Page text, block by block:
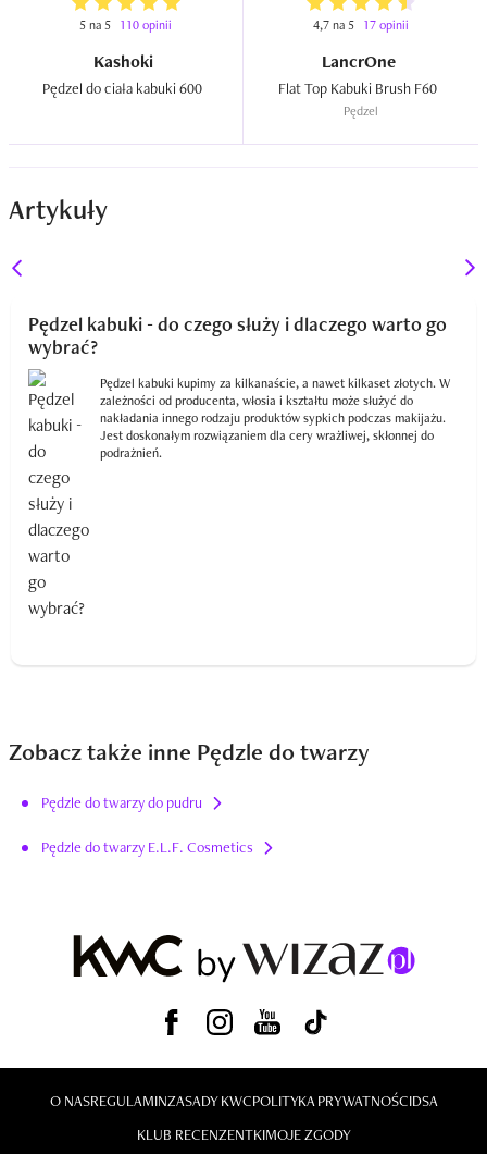
5 na 5 110 opinii
Kashoki
4,7 na 5 17 opinii
LancrOne
Pędzel
Artykuły
Pędzel kabuki - do czego służy i dlaczego warto go
wybrać?
Pędzel kabuki kupimy za kilkanaście, a nawet kilkaset złotych. W
zależności od producenta, włosia i kształtu może służyć do
nakładania innego rodzaju produktów sypkich podczas makijażu.
Jest doskonałym rozwiązaniem dla cery wrażliwej, skłonnej do
podrażnień.
Zobacz także inne Pędzle do twarzy
Pędzle do twarzy do pudru
Pędzle do twarzy E.L.F. Cosmetics
O NASREGULAMINZASADY KWCPOLITYKA PRYWATNOŚCIDSA
KLUB RECENZENTKIMOJE ZGODY